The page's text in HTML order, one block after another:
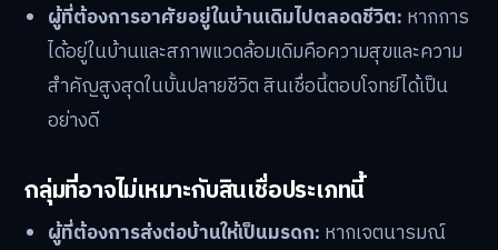
ผู้ที่ต้องการอาศัยอยู่ในบ้านเดิมไปตลอดชีวิต: หากการ
ได้อยู่ในบ้านและสภาพแวดล้อมเดิมคือความสุขและความ
สำคัญสูงสุดในบั้นปลายชีวิต สินเชื่อนี้ตอบโจทย์ได้เป็น
อย่างดี
กลุ่มที่อาจไม่เหมาะกับสินเชื่อประเภทนี้
ผู้ที่ต้องการส่งต่อบ้านให้เป็นมรดก: หากเจตนารมณ์